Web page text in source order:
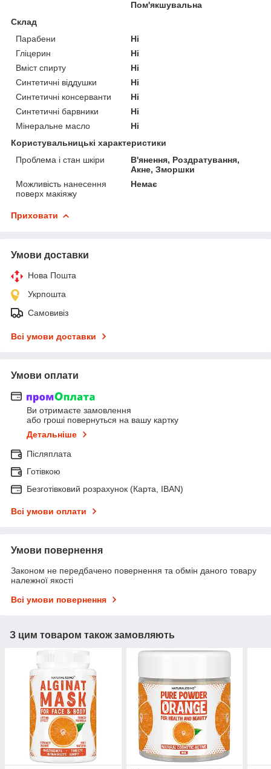
Пом'якшувальна
Склад
Парабени
Ні
Гліцерин
Ні
Вміст спирту
Ні
Синтетичні віддушки
Ні
Синтетичні консерванти
Ні
Синтетичні барвники
Ні
Мінеральне масло
Ні
Користувальницькі характеристики
Проблема і стан шкіри
В'янення, Роздратування,
Акне, Зморшки
Можливість нанесення
поверх макіяжу
Немає
Приховати
Умови доставки
Нова Пошта
Укрпошта
Самовивіз
Всі умови доставки
Умови оплати
Ви отримаєте замовлення
або гроші повернуться на вашу картку
Детальніше
Післяплата
Готівкою
Безготівковий розрахунок (Карта, IBAN)
Всі умови оплати
Умови повернення
Законом не передбачено повернення та обмін даного товару
належної якості
Всі умови повернення
З цим товаром також замовляють